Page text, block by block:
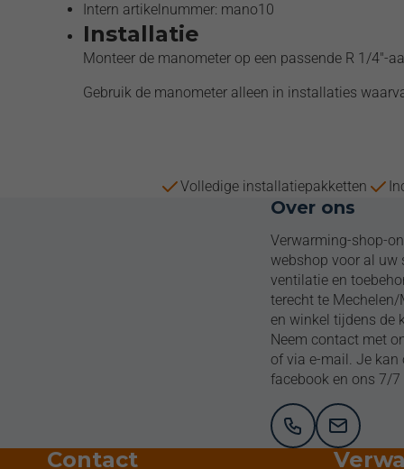
Intern artikelnummer: mano10
Installatie
Monteer de manometer op een passende R 1/4"-
Gebruik de manometer alleen in installaties
Volledige installatiepakketten
Over ons
Verwarming-shop-
webshop voor al uw
ventilatie en
terecht te
en winkel tijdens de
Neem contact met
of via e-mail. Je kan
facebook en ons 7/
Contact